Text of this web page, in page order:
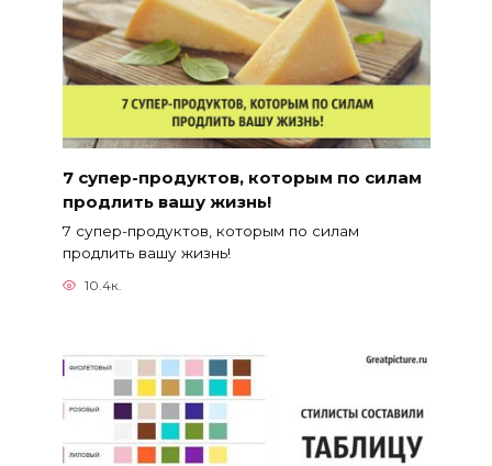
7 супер-продуктов, которым по силам
продлить вашу жизнь!
7 супер-продуктов, которым по силам
продлить вашу жизнь!
10.4к.